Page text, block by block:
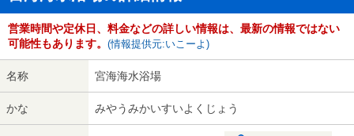
営業時間や定休日、料金などの詳しい情報は、最新の情報ではない
可能性もあります。 (情報提供元:いこーよ)
名称 宮海海水浴場
かな みやうみかいすいよくじょう